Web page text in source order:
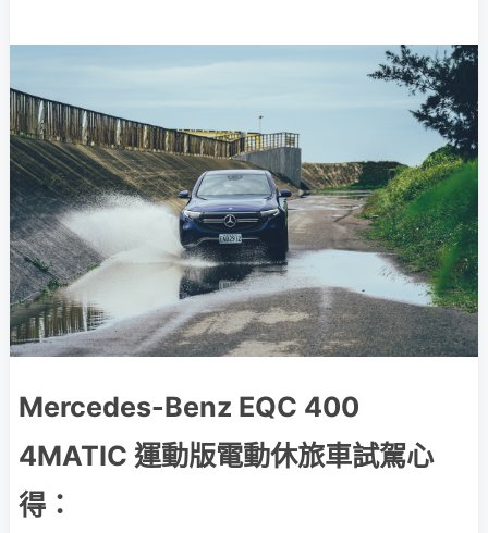
Mercedes-Benz EQC 400
4MATIC 運動版電動休旅車試駕心
得：